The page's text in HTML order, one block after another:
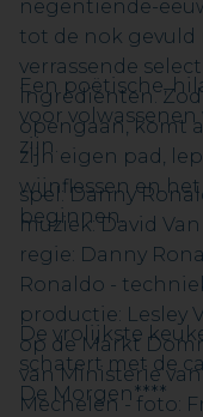
negentiende-
tot de nok gevuld
verrassende
ingrediënten.
opengaan, komt
zijn eigen pad,
wijnflessen en het
beginnen.
Een poëtische,
voor volwassenen
zijn.
spel: Danny
muziek: David
regie: Danny
Ronaldo -
productie: Lesley
op de Markt
van Ministerie
Mechelen - foto:
De vrolijkste
schatert met de
De Morgen****